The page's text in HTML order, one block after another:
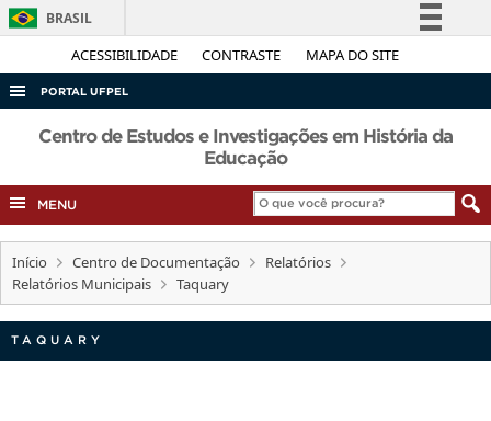
ACESSIBILIDADE CONTRASTE MAPA DO SITE
BRASIL
Simplifique!
Acesso à informação
Legislação
Canais
PORTAL UFPEL
ACESSO À INFORMAÇÃO
COBALTO
CONCURSOS
EDITAIS
Centro de Estudos e Investigações em História da
Educação
MENU
Início Centro de Documentação
Relatórios
Relatórios Municipais
Taquary
TAQUARY